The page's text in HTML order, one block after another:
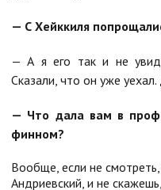
— С Хейккиля
— А я его так и не
Сказали, что он уже
— Что дала вам в
финном?
Вообще, если не
Андриевский, и не